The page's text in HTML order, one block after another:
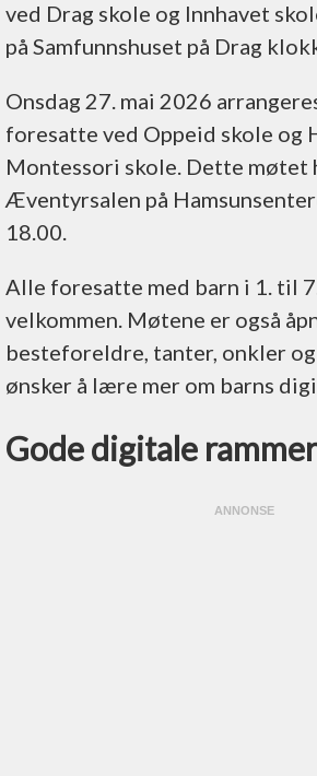
ved Drag skole og Innhavet
på Samfunnshuset på Drag
Onsdag 27. mai 2026
foresatte ved Oppeid skole og
Montessori skole. Dette møtet
Æventyrsalen på
18.00.
Alle foresatte med barn i 1. til
velkommen. Møtene er også
besteforeldre, tanter, onkler og
ønsker å lære mer om barns
Gode digitale rammer